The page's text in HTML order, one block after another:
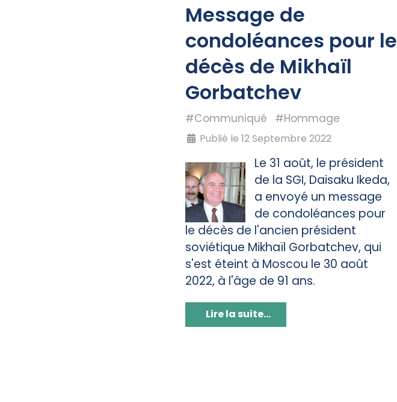
Message de
condoléances pour le
décès de Mikhaïl
Gorbatchev
#Communiqué #Hommage
Publié le 12 Septembre 2022
Le 31 août, le président
de la SGI, Daisaku Ikeda,
a envoyé un message
de condoléances pour
le décès de l'ancien président
soviétique Mikhaïl Gorbatchev, qui
s'est éteint à Moscou le 30 août
2022, à l'âge de 91 ans.
Lire la suite...